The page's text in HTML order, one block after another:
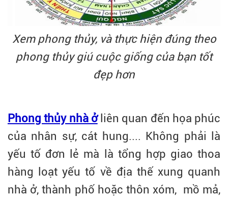
Xem phong thủy, và thực hiện đúng theo
phong thủy giú cuộc giống của bạn tốt
đẹp hơn
Phong thủy nhà ởliên quan đến họa phúc
của nhân sự, cát hung.... Không phải là
yếu tố đơn lẻ mà là tổng hợp giao thoa
hàng loạt yếu tố về địa thế xung quanh
nhà ở, thành phố hoặc thôn xóm, mồ mả,